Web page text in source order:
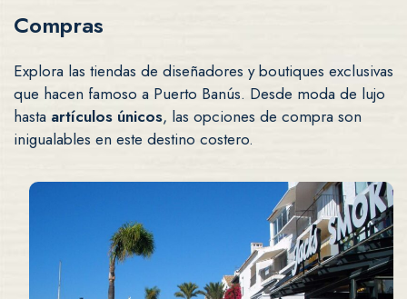
Compras
Explora las tiendas de diseñadores y boutiques exclusivas
que hacen famoso a Puerto Banús. Desde moda de lujo
hasta artículos únicos, las opciones de compra son
inigualables en este destino costero.